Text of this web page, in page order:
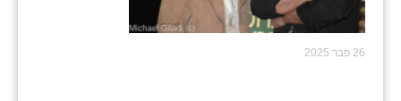
26 פבר 2025